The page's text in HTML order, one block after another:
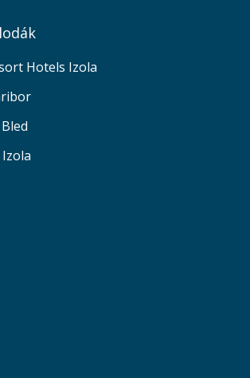
Hotels Izola